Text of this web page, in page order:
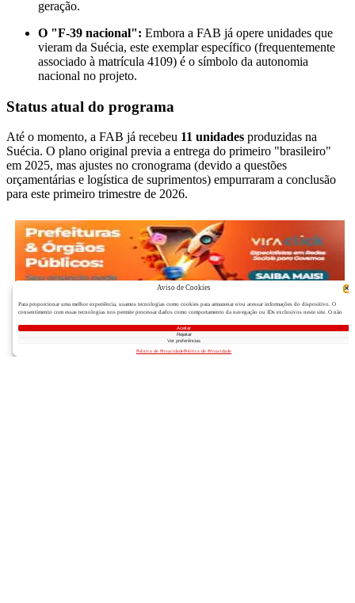
geração.
O "F-39 nacional": Embora a FAB já opere unidades que
vieram da Suécia, este exemplar específico (frequentemente
associado à matrícula 4109) é o símbolo da autonomia
nacional no projeto.
Status atual do programa
Até o momento, a FAB já recebeu 11 unidades produzidas na
Suécia. O plano original previa a entrega do primeiro "brasileiro"
em 2025, mas ajustes no cronograma (devido a questões
orçamentárias e logística de suprimentos) empurraram a conclusão
para este primeiro trimestre de 2026.